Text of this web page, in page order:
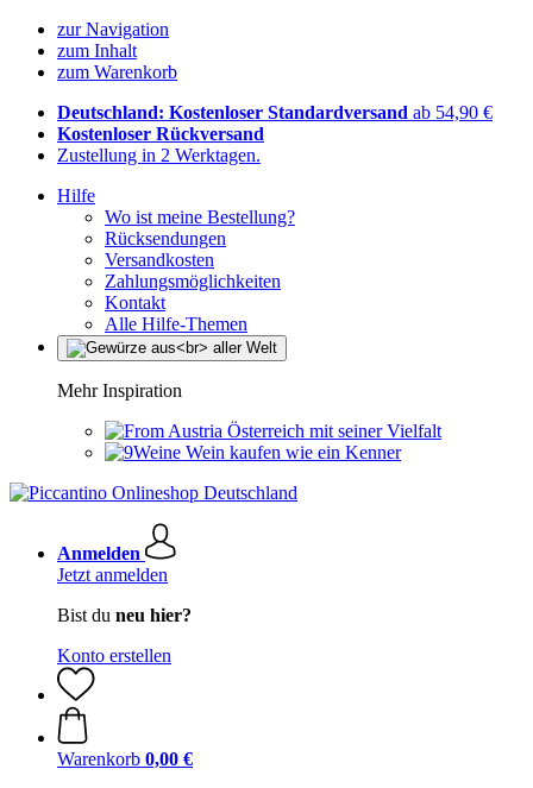
zur Navigation
zum Inhalt
zum Warenkorb
Deutschland: Kostenloser Standardversand ab 54,90 €
Kostenloser Rückversand
Zustellung in 2 Werktagen.
Hilfe
Wo ist meine Bestellung?
Rücksendungen
Versandkosten
Zahlungsmöglichkeiten
Kontakt
Alle Hilfe-Themen
Mehr Inspiration
Österreich mit seiner Vielfalt
Wein kaufen wie ein Kenner
Anmelden
Jetzt anmelden
Bist du neu hier?
Konto erstellen
Warenkorb 0,00 €